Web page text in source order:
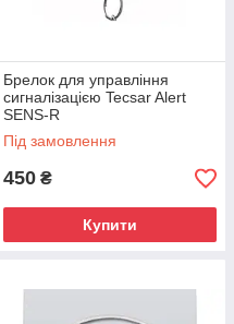
Брелок для управління
сигналізацією Tecsar Alert
SENS-R
Під замовлення
450 ₴
Купити